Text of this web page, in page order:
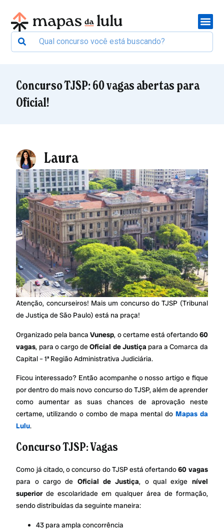
Concurso TJSP: 60 vagas abertas para
Oficial!
Laura
Atenção, concurseiros! Mais um concurso do TJSP (Tribunal
de Justiça de São Paulo) está na praça!
Organizado pela bancaVunesp, o certame está ofertando60
vagas, para o cargo deOficial de Justiça para a Comarca da
Capital – 1ª Região Administrativa Judiciária.
Ficou interessado? Então acompanhe o nosso artigo e fique
por dentro do mais novo concurso do TJSP, além de aprender
como aumentar as suas chances de aprovação neste
certame, utilizando o combo de mapa mental do Mapas da
Lulu.
Concurso TJSP: Vagas
Como já citado, o concurso do TJSP está ofertando60 vagas
para o cargo de Oficial de Justiça, o qual exige nível
superiorde escolaridade em qualquer área de formação,
sendo distribuídas da seguinte maneira:
43 para ampla concorrência